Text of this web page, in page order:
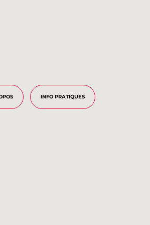
INFO PRATIQUES